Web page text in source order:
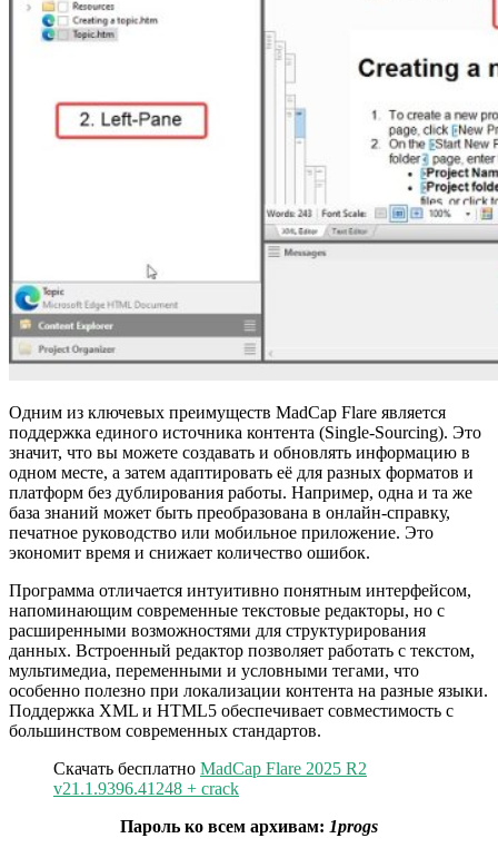
Одним из ключевых преимуществ MadCap Flare является
поддержка единого источника контента (Single-Sourcing). Это
значит, что вы можете создавать и обновлять информацию в
одном месте, а затем адаптировать её для разных форматов и
платформ без дублирования работы. Например, одна и та же
база знаний может быть преобразована в онлайн-справку,
печатное руководство или мобильное приложение. Это
экономит время и снижает количество ошибок.
Программа отличается интуитивно понятным интерфейсом,
напоминающим современные текстовые редакторы, но с
расширенными возможностями для структурирования
данных. Встроенный редактор позволяет работать с текстом,
мультимедиа, переменными и условными тегами, что
особенно полезно при локализации контента на разные языки.
Поддержка XML и HTML5 обеспечивает совместимость с
большинством современных стандартов.
Скачать бесплатно MadCap Flare 2025 R2
v21.1.9396.41248 + crack
Пароль ко всем архивам: 1progs